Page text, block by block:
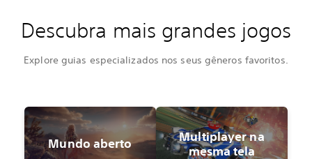
Descubra mais grandes jogos
Explore guias especializados nos seus gêneros favoritos.
Mundo aberto
Multiplayer na
mesma tela